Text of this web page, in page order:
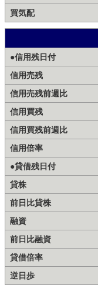
買気配
●信用残日付
信用売残
信用売残前週比
信用買残
信用買残前週比
信用倍率
●貸借残日付
貸株
前日比貸株
融資
前日比融資
貸借倍率
逆日歩